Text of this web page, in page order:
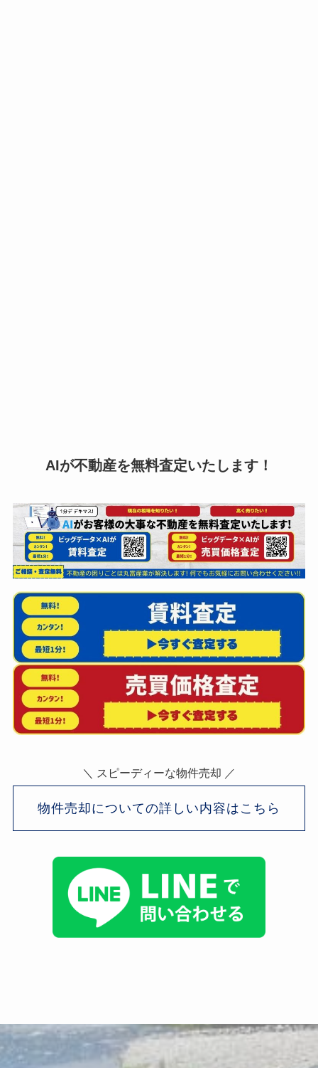
AIが不動産を無料査定いたします！
＼ スピーディーな物件売却 ／
物件売却についての詳しい内容はこちら